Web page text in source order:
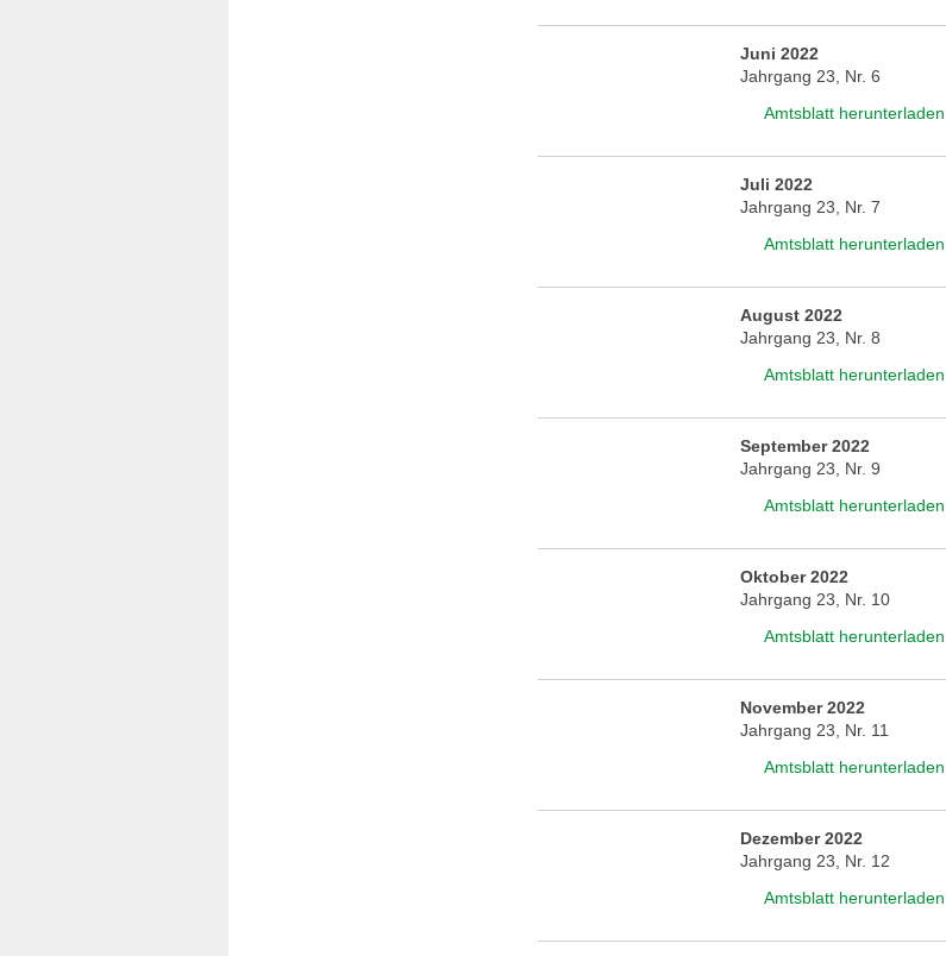
Juni 2022
Jahrgang 23, Nr. 6
Amtsblatt herunterladen
Juli 2022
Jahrgang 23, Nr. 7
Amtsblatt herunterladen
August 2022
Jahrgang 23, Nr. 8
Amtsblatt herunterladen
September 2022
Jahrgang 23, Nr. 9
Amtsblatt herunterladen
Oktober 2022
Jahrgang 23, Nr. 10
Amtsblatt herunterladen
November 2022
Jahrgang 23, Nr. 11
Amtsblatt herunterladen
Dezember 2022
Jahrgang 23, Nr. 12
Amtsblatt herunterladen